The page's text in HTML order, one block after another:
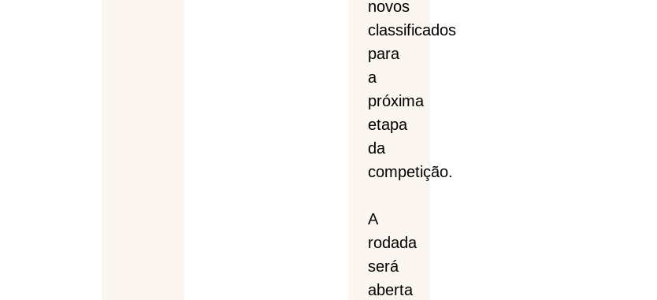
novos
classificados
para
a
próxima
etapa
da
competição.
A
rodada
será
aberta